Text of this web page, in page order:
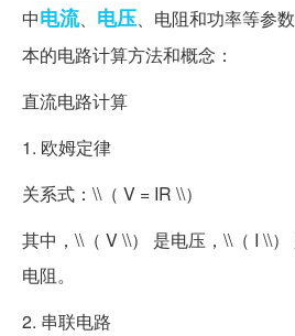
中电流、 电压、电阻和功率等参
本的电路计算方法和概念：
直流电路计算
1. 欧姆定律
关系式：\\（ V = IR \\）
其中，\\（ V \\） 是电压，\\（ I \\
电阻。
2. 串联电路